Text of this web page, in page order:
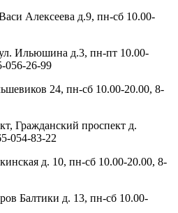
Алексеева д.9, пн-сб 10.00-
Ильюшина д.3, пн-пт 10.00-
056-26-99
24, пн-сб 10.00-20.00, 8-
Гражданский проспект д.
054-83-22
д. 10, пн-сб 10.00-20.00, 8-
Балтики д. 13, пн-сб 10.00-